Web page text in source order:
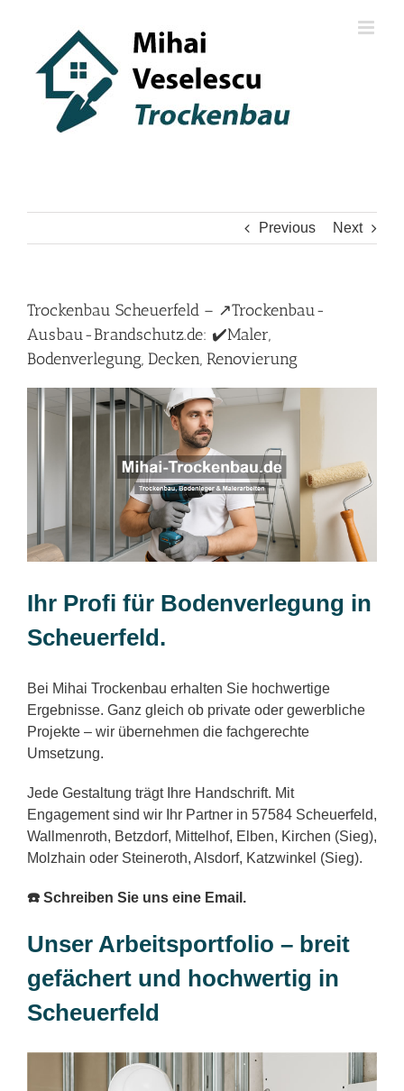
Previous Next
Trockenbau Scheuerfeld – ↗️Trockenbau-
Ausbau-Brandschutz.de: ✔️Maler,
Bodenverlegung, Decken, Renovierung
Ihr Profi für Bodenverlegung in
Scheuerfeld.
Bei Mihai Trockenbau erhalten Sie hochwertige
Ergebnisse. Ganz gleich ob private oder gewerbliche
Projekte – wir übernehmen die fachgerechte
Umsetzung.
Jede Gestaltung trägt Ihre Handschrift. Mit
Engagement sind wir Ihr Partner in 57584 Scheuerfeld,
Wallmenroth, Betzdorf, Mittelhof, Elben, Kirchen (Sieg),
Molzhain oder Steineroth, Alsdorf, Katzwinkel (Sieg).
☎️ Schreiben Sie uns eine Email.
Unser Arbeitsportfolio – breit
gefächert und hochwertig in
Scheuerfeld